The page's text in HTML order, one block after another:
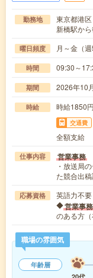
勤務地
東京都港区
新橋駅か
曜日頻度 月～金（
時間 09:30～
期間 2026年10
時給 時給1850
交通費
全額支給
仕事内容 営業事務
・放送局
た競合出
応募資格
英語力不要
◆営業事務
のある方
職場の雰囲気
年齢層